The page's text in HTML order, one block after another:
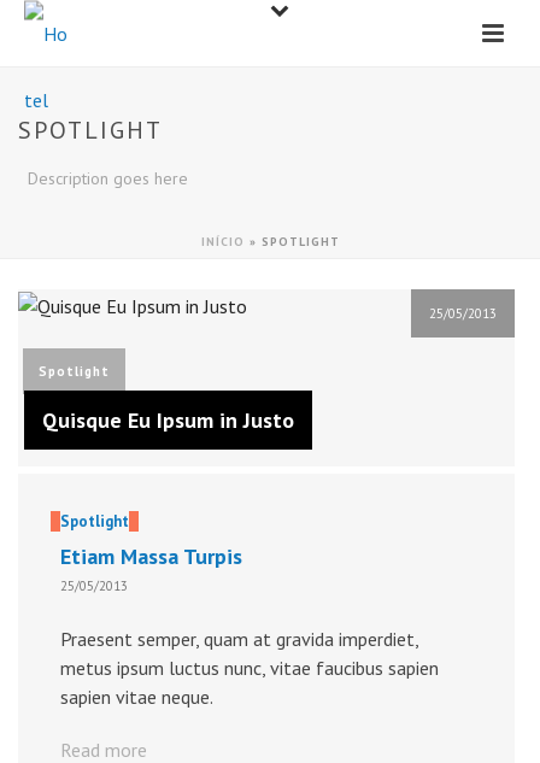
SPOTLIGHT
Description goes here
INÍCIO » SPOTLIGHT
25/05/2013
Spotlight
Quisque Eu Ipsum in Justo
Spotlight
Etiam Massa Turpis
25/05/2013
Praesent semper, quam at gravida imperdiet,
metus ipsum luctus nunc, vitae faucibus sapien
sapien vitae neque.
Read more